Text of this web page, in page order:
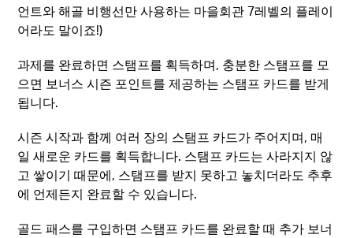
언트와 해골 비행선만 사용하는 마을회관 7레벨의 플레이
어라도 말이죠!)
과제를 완료하면 스탬프를 획득하며, 충분한 스탬프를 모
으면 보너스 시즌 포인트를 제공하는 스탬프 카드를 받게
됩니다.
시즌 시작과 함께 여러 장의 스탬프 카드가 주어지며, 매
일 새로운 카드를 획득합니다. 스탬프 카드는 사라지지 않
고 쌓이기 때문에, 스탬프를 받지 못하고 놓치더라도 추후
에 언제든지 완료할 수 있습니다.
골드 패스를 구입하면 스탬프 카드를 완료할 때 추가 보너